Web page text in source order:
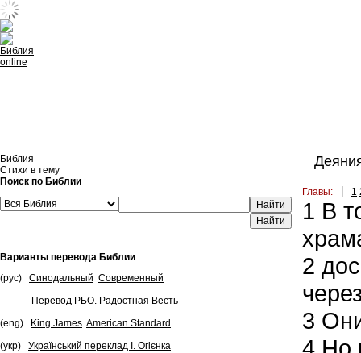
Библия
Стихи в тему
Поиск по Библии
Найти
Варианты перевода Библии
(рус)
Синодальный Современный
Перевод РБО. Радостная Весть
(eng)
King James American Standard
(укр)
Український переклад І. Огієнка
Главы: 1
1 В
2
3